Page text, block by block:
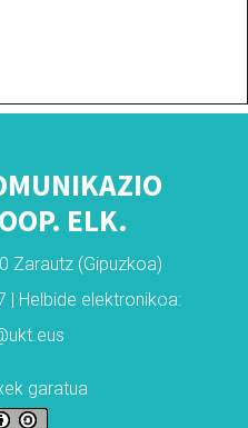
ELK.
Zarautz (Gipuzkoa)
| Helbide elektronikoa:
garatua